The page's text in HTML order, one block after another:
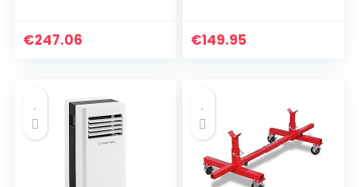
en Ventilator –
Energieklasse A
€247.06
ventilator 3 l
€149.95